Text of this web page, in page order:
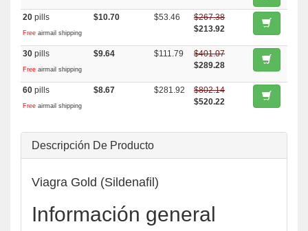
20 pills
Free airmail shipping
$10.70 $53.46
$267.38
$213.92
30 pills
Free airmail shipping
$9.64 $111.79
$401.07
$289.28
60 pills
Free airmail shipping
$8.67 $281.92
$802.14
$520.22
Descripción De Producto
Viagra Gold (Sildenafil)
Información general